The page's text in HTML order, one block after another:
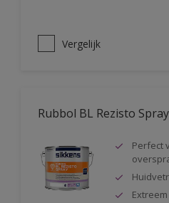
Vergelijk
Rubbol BL Rezisto Spray
Perfect